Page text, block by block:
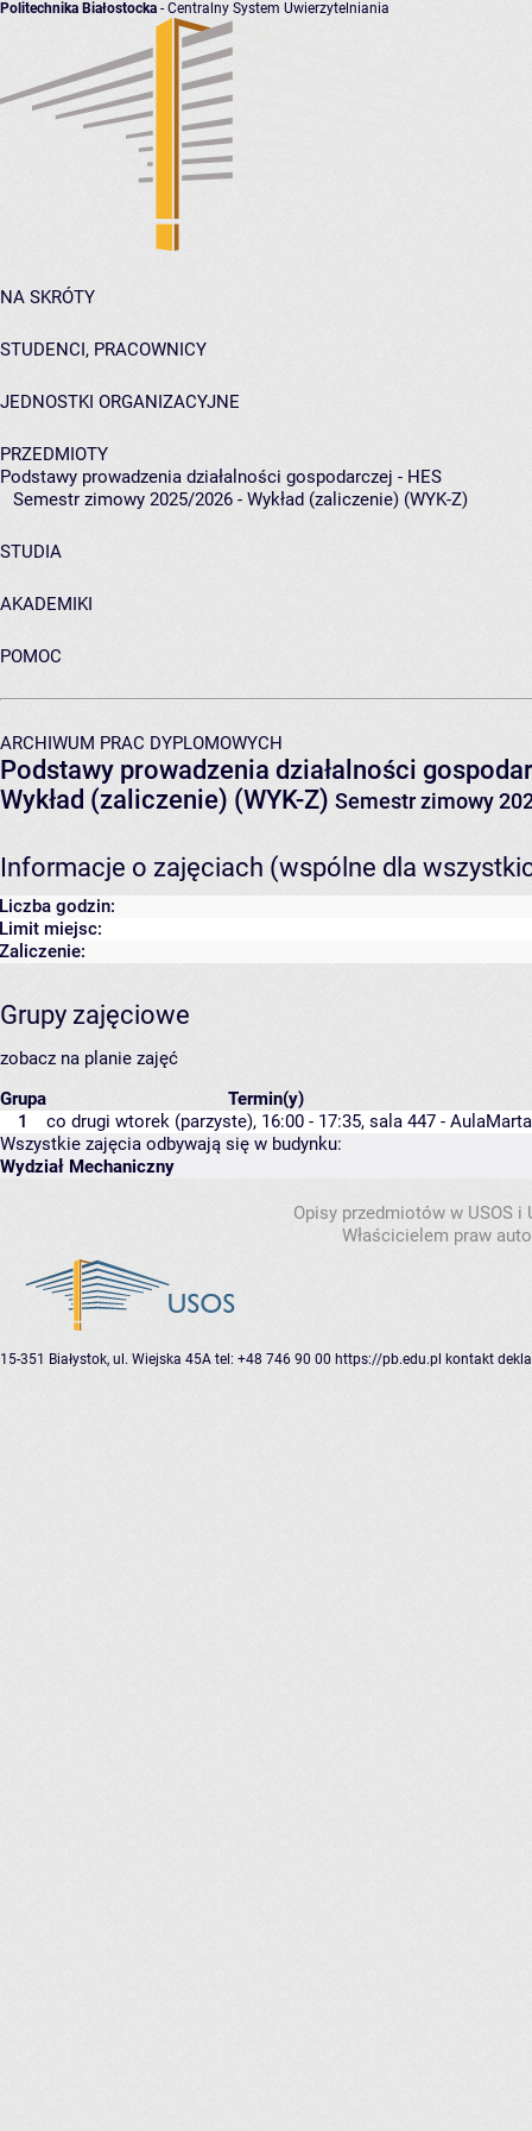
Politechnika Białostocka - Centralny System Uwierzytelniania
NA SKRÓTY
STUDENCI, PRACOWNICY
JEDNOSTKI ORGANIZACYJNE
PRZEDMIOTY
Podstawy prowadzenia działalności gospodarczej - HES
Semestr zimowy 2025/2026 - Wykład (zaliczenie) (WYK-Z)
STUDIA
AKADEMIKI
POMOC
ARCHIWUM PRAC DYPLOMOWYCH
Podstawy prowadzenia działalności
Wykład (zaliczenie) (WYK-Z) Semestr zimowy
Informacje o zajęciach (wspólne dla
Liczba godzin:
Limit miejsc:
Zaliczenie:
Grupy zajęciowe
zobacz na planie zajęć
Grupa
Termin(y)
1
co drugi wtorek (parzyste), 16:00 - 17:35, sala 447 - Aula
Wszystkie zajęcia odbywają się w budynku:
Wydział Mechaniczny
Opisy przedmiotów w USOS
Właścicielem praw
15-351 Białystok, ul. Wiejska 45A tel: +48 746 90 00 https://pb.edu.pl kontakt